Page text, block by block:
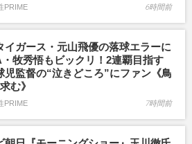
PRIME 6時間前
イガース・元山飛優の落球エラーに
牧秀悟もビックリ！2連覇目指す
児監督の“泣きどころ”にファン《鳥
む》
PRIME 7時間前